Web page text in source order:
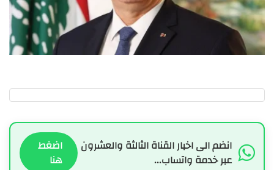
انضم الى اخبار القناة الثالثة والعشرون
عبر خدمة واتساب...
اضغط
هنا